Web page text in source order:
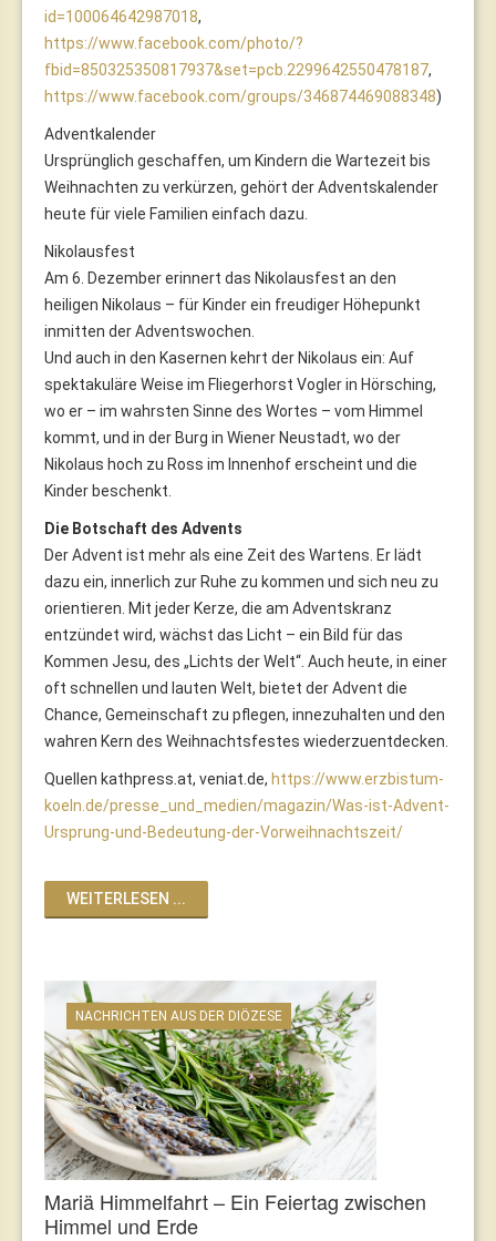
id=100064642987018,
https://www.facebook.com/photo/?
fbid=850325350817937&set=pcb.2299642550478187,
https://www.facebook.com/groups/346874469088348)
Adventkalender
Ursprünglich geschaffen, um Kindern die Wartezeit bis
Weihnachten zu verkürzen, gehört der Adventskalender
heute für viele Familien einfach dazu.
Nikolausfest
Am 6. Dezember erinnert das Nikolausfest an den
heiligen Nikolaus – für Kinder ein freudiger Höhepunkt
inmitten der Adventswochen.
Und auch in den Kasernen kehrt der Nikolaus ein: Auf
spektakuläre Weise im Fliegerhorst Vogler in Hörsching,
wo er – im wahrsten Sinne des Wortes – vom Himmel
kommt, und in der Burg in Wiener Neustadt, wo der
Nikolaus hoch zu Ross im Innenhof erscheint und die
Kinder beschenkt.
Die Botschaft des Advents
Der Advent ist mehr als eine Zeit des Wartens. Er lädt
dazu ein, innerlich zur Ruhe zu kommen und sich neu zu
orientieren. Mit jeder Kerze, die am Adventskranz
entzündet wird, wächst das Licht – ein Bild für das
Kommen Jesu, des „Lichts der Welt“. Auch heute, in einer
oft schnellen und lauten Welt, bietet der Advent die
Chance, Gemeinschaft zu pflegen, innezuhalten und den
wahren Kern des Weihnachtsfestes wiederzuentdecken.
Quellen kathpress.at, veniat.de, https://www.erzbistum-
koeln.de/presse_und_medien/magazin/Was-ist-Advent-
Ursprung-und-Bedeutung-der-Vorweihnachtszeit/
WEITERLESEN ...
NACHRICHTEN AUS DER DIÖZESE
Mariä Himmelfahrt – Ein Feiertag zwischen
Himmel und Erde